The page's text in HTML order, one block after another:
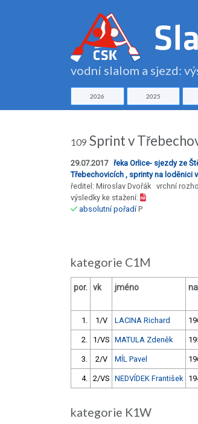
vodní slalom a sjezd:
2026 2025
109 Sprint v
29.07.2017 řeka Orlice- sjezdy ze
Třebechovicích , sprinty na loděnici
ředitel: Miroslav Dvořák vrchní
výsledky ke stažení:
absolutní pořadíP
kategorie C1M
por. vk jméno
1. 1/V LACINA Richard
2. 1/VS MATULA Zdeněk
3. 2/V MÍL Pavel
4. 2/VS NEDVÍDEK František
kategorie K1W